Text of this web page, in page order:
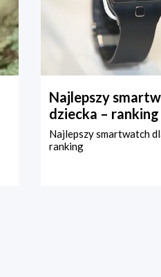
Najlepszy
dziecka – ranking
Najlepszy smartwatch
ranking